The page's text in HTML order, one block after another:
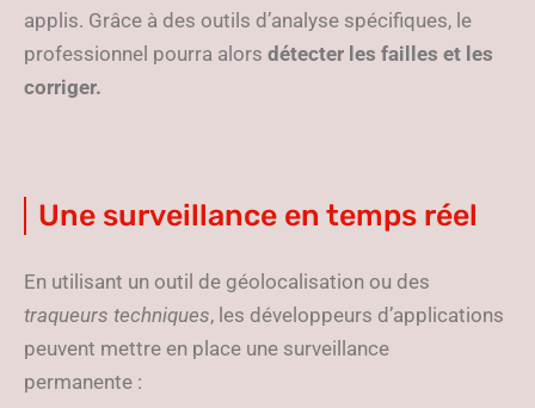
applis. Grâce à des outils d’analyse spécifiques, le
professionnel pourra alors détecter les failles et les
corriger.
Une surveillance en temps réel
En utilisant un outil de géolocalisation ou des
traqueurs techniques, les développeurs d’applications
peuvent mettre en place une surveillance
permanente :